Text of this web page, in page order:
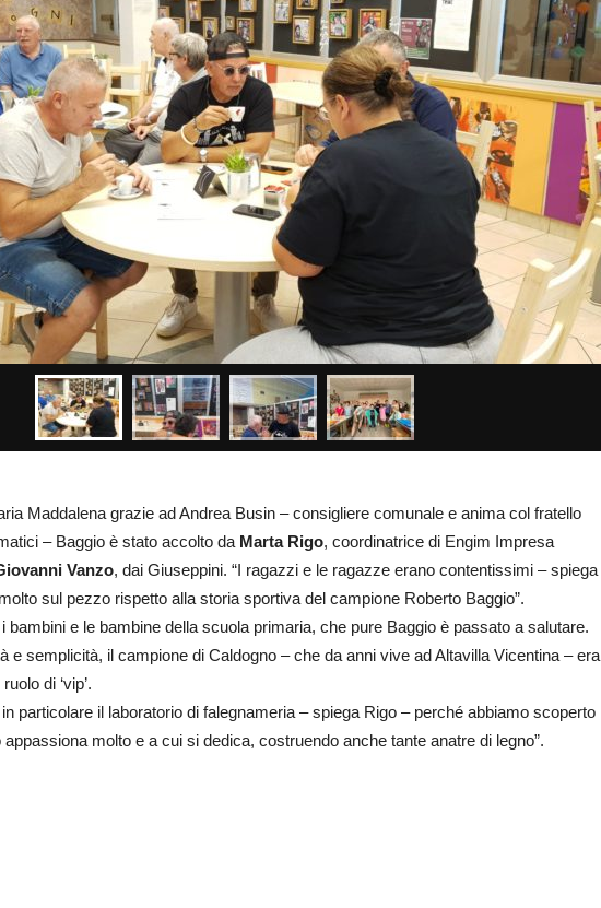
Maddalena grazie ad Andrea Busin – consigliere comunale e anima col fratello
– Baggio è stato accolto da Marta Rigo, coordinatrice di Engim Impresa
Vanzo, dai Giuseppini. “I ragazzi e le ragazze erano contentissimi – spiega
sul pezzo rispetto alla storia sportiva del campione Roberto Baggio”.
bambini e le bambine della scuola primaria, che pure Baggio è passato a salutare.
e semplicità, il campione di Caldogno – che da anni vive ad Altavilla Vicentina – era
di ‘vip’.
particolare il laboratorio di falegnameria – spiega Rigo – perché abbiamo scoperto
appassiona molto e a cui si dedica, costruendo anche tante anatre di legno”.